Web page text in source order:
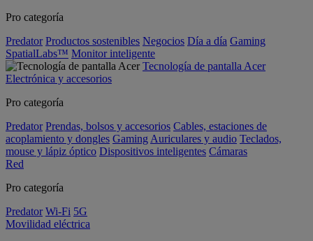
Pro categoría
Predator Productos sostenibles Negocios Día a día Gaming
SpatialLabs™ Monitor inteligente
Tecnología de pantalla Acer
Electrónica y accesorios
Pro categoría
Predator Prendas, bolsos y accesorios Cables, estaciones de
acoplamiento y dongles Gaming Auriculares y audio Teclados,
mouse y lápiz óptico Dispositivos inteligentes Cámaras
Red
Pro categoría
Predator Wi-Fi 5G
Movilidad eléctrica